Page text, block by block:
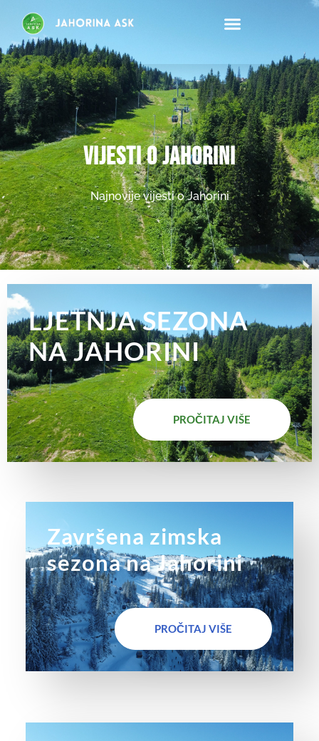
Ask
Vijesti o Jahorini
Najnovije vijesti o Jahorini
LJETNJA SEZONA
NA JAHORINI
PROČITAJ VIŠE
Završena zimska
sezona na Jahorini
PROČITAJ VIŠE